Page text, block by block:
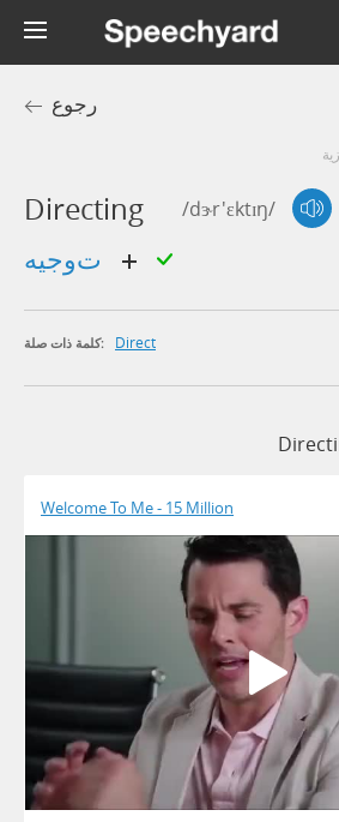
رجوع
Directing /dɝr'ɛktɪŋ/
كلمة ذات صلة: Direct
Welcome To Me - 15 Million